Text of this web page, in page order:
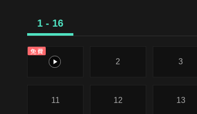
1 - 16
免費
1
2 3
11 12 13